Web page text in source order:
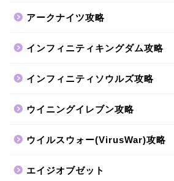
アークナイツ攻略
インフィニティキングダム攻略
インフィニティソウルズ攻略
ウイニングイレブン攻略
ウイルスウォー(VirusWar)攻略
エイジオブゼット